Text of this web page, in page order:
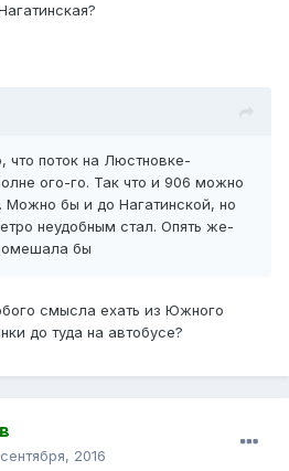
что поток на Люстновке-
ого-го. Так что и 906 можно
Можно бы и до Нагатинской, но
неудобным стал. Опять же-
бы
смысла ехать из Южного
до туда на автобусе?
2016